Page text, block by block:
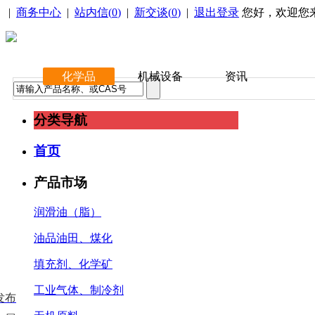
| 商务中心 | 站内信(0) | 新交谈(0) | 退出登录 您好，欢迎您
化学品 机械设备 资讯
分类导航
首页
产品市场
润滑油（脂）
油品油田、煤化
填充剂、化学矿
工业气体、制冷剂
布